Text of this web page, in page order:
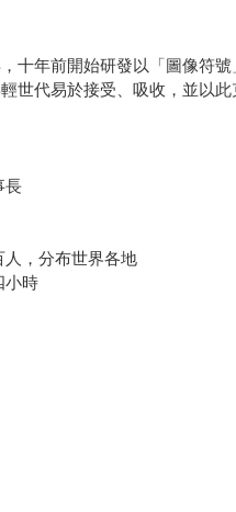
十年前開始研發以「圖像符
世代易於接受、吸收，並
長
人，分布世界各地
小時